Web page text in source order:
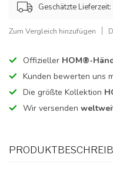
Geschätzte
Zum Vergleich hinzufügen
Offizieller HOM®-
Kunden bewerten uns
Die größte Kollektion
Wir versenden